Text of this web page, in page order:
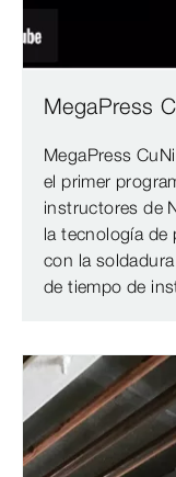
MegaPress
MegaPress
el primer
instructores de
la tecnología de
con la
de tiempo de